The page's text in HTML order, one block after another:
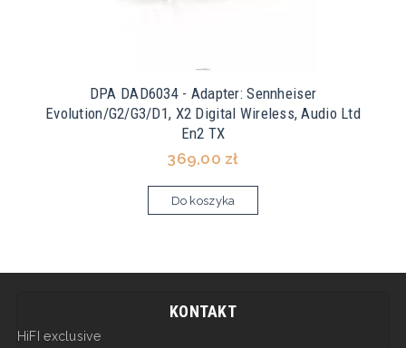
DPA DAD6034 - Adapter: Sennheiser
Evolution/G2/G3/D1, X2 Digital Wireless, Audio Ltd
En2 TX
369,00 zł
Do koszyka
KONTAKT
HiFI exclusive